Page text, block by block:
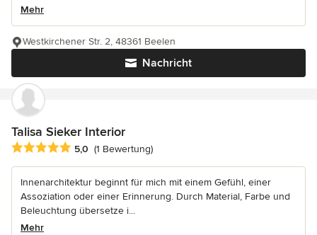
Mehr
Nachricht
Westkirchener Str. 2, 48361 Beelen
Talisa Sieker Interior
Durchschnittliche Bewertung: 5 von 5 Sternen
5,0 (1 Bewertung)
Innenarchitektur beginnt für mich mit einem Gefühl, einer
Assoziation oder einer Erinnerung. Durch Material, Farbe und
Beleuchtung übersetze i...
Mehr